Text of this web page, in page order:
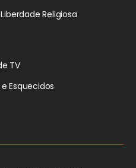
Liberdade Religiosa
TV
e Esquecidos